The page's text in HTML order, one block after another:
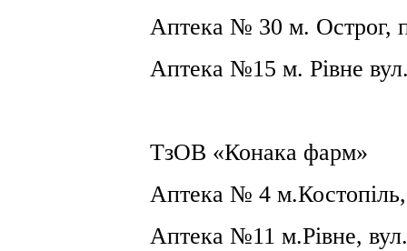
Аптека № 30 м. Острог,
Аптека №15 м. Рівне
ТзОВ «Конака фарм»
Аптека № 4 м
Аптека №11 м.Рівне,